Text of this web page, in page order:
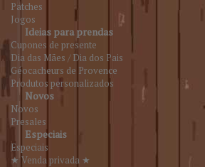
Patches
Jogos
Ideias para prendas
Cupones de presente
Dia das Mães / Dia dos Pais
Géocacheurs de Provence
Produtos personalizados
Novos
Novos
Presales
Especiais
Especiais
★ Venda privada ★